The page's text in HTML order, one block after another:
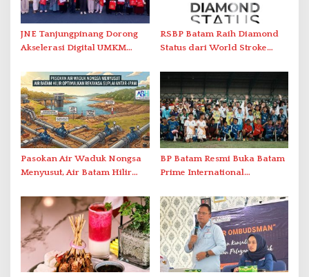
JNE Tanjungpinang Dorong
Akselerasi Digital UMKM
2026
RSBP Batam Raih Diamond
Status dari World Stroke
Berstandar Internasional
Pasokan Air Waduk Nongsa
Menyusut, Air Batam Hilir
Antar-IPAM
BP Batam Resmi Buka Batam
Prime International
2026 di Stadion Temenggung
Abdul Jamal